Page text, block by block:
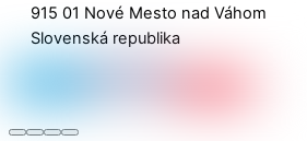
915 01 Nové Mesto nad Váhom
Slovenská republika